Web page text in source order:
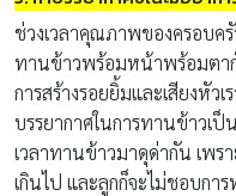
ช่วงเวลาคุณภาพของครอบค
ทานข้าวพร้อมหน้าพร้อมตา
การสร้างรอยยิ้มและเสียงหัว
บรรยากาศในการทานข้าวเ
เวลาทานข้าวมาดุด่ากัน เพร
เกินไป และลูกก็จะไม่ชอบกา